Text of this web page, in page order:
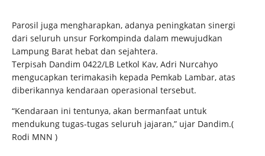
Parosil juga mengharapkan, adanya peningkatan sinergi
dari seluruh unsur Forkompinda dalam mewujudkan
Lampung Barat hebat dan sejahtera.
Terpisah Dandim 0422/LB Letkol Kav, Adri Nurcahyo
mengucapkan terimakasih kepada Pemkab Lambar, atas
diberikannya kendaraan operasional tersebut.
“Kendaraan ini tentunya, akan bermanfaat untuk
mendukung tugas-tugas seluruh jajaran,” ujar Dandim.(
Rodi MNN )